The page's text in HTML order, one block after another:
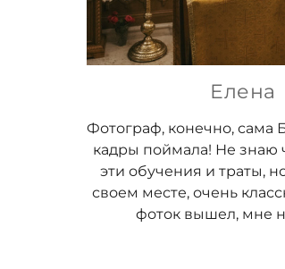
Елена
Фотограф, конечно, сама
кадры поймала! Не знаю
эти обучения и траты,
своем месте, очень
фоток вышел, мне